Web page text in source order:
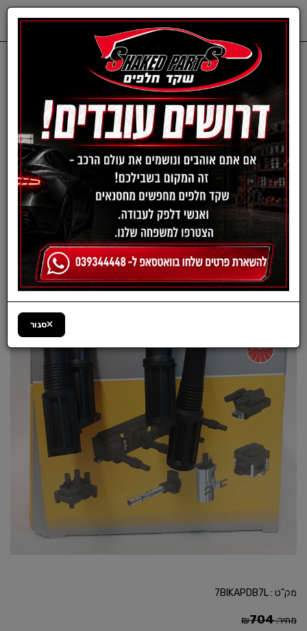
חשמל סלילי הצתה סלילי הצתה לרכבי FIAT
סליל הצתה+ חוטי הצתה
פיאט גרנדה פונטו NGK
מק"ט :7BIKAPDB7L
מחיר: ₪704
סגור